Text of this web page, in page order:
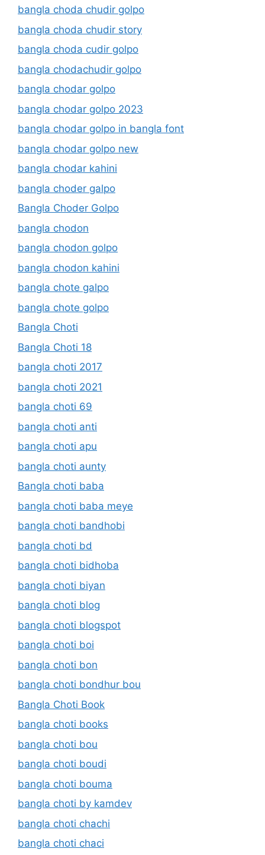
bangla choda chudir golpo
bangla choda chudir story
bangla choda cudir golpo
bangla chodachudir golpo
bangla chodar golpo
bangla chodar golpo 2023
bangla chodar golpo in bangla font
bangla chodar golpo new
bangla chodar kahini
bangla choder galpo
Bangla Choder Golpo
bangla chodon
bangla chodon golpo
bangla chodon kahini
bangla chote galpo
bangla chote golpo
Bangla Choti
Bangla Choti 18
bangla choti 2017
bangla choti 2021
bangla choti 69
bangla choti anti
bangla choti apu
bangla choti aunty
Bangla choti baba
bangla choti baba meye
bangla choti bandhobi
bangla choti bd
bangla choti bidhoba
bangla choti biyan
bangla choti blog
bangla choti blogspot
bangla choti boi
bangla choti bon
bangla choti bondhur bou
Bangla Choti Book
bangla choti books
bangla choti bou
bangla choti boudi
bangla choti bouma
bangla choti by kamdev
bangla choti chachi
bangla choti chaci